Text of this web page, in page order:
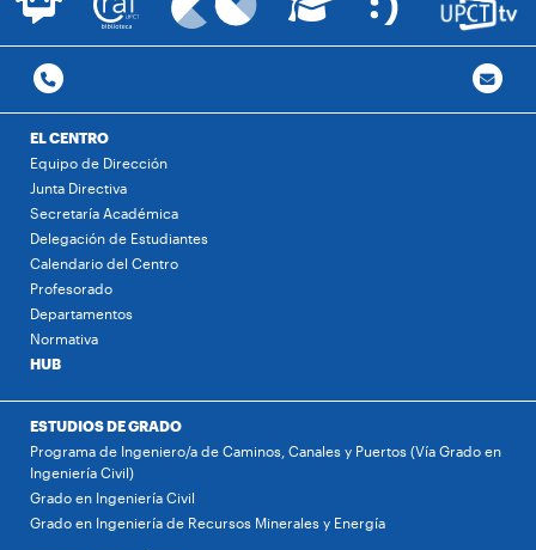
EL CENTRO
Equipo de Dirección
Junta Directiva
Secretaría Académica
Delegación de Estudiantes
Calendario del Centro
Profesorado
Departamentos
Normativa
HUB
ESTUDIOS DE GRADO
Programa de Ingeniero/a de Caminos, Canales y Puertos (Vía Grado en
Ingeniería Civil)
Grado en Ingeniería Civil
Grado en Ingeniería de Recursos Minerales y Energía